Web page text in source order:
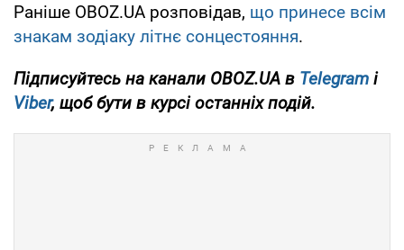
Раніше OBOZ.UA розповідав, що принесе всім
знакам зодіаку літнє сонцестояння.
Підписуйтесь на канали OBOZ.UA в Telegram і
Viber, щоб бути в курсі останніх подій.